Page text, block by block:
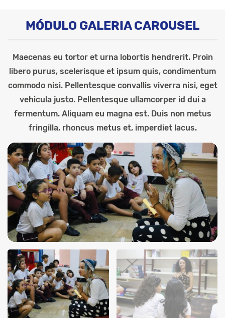
MÓDULO GALERIA CAROUSEL
Maecenas eu tortor et urna lobortis hendrerit. Proin
libero purus, scelerisque et ipsum quis, condimentum
commodo nisi. Pellentesque convallis viverra nisi, eget
vehicula justo. Pellentesque ullamcorper id dui a
fermentum. Aliquam eu magna est. Duis non metus
fringilla, rhoncus metus et, imperdiet lacus.